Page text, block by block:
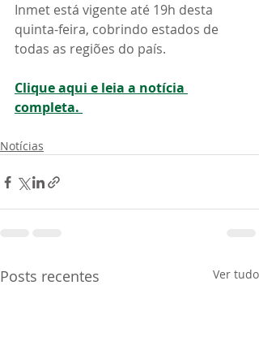
Inmet está vigente até 19h desta
quinta-feira, cobrindo estados de
todas as regiões do país.
Clique aqui e leia a notícia
completa.
Notícias
Posts recentes Ver tudo